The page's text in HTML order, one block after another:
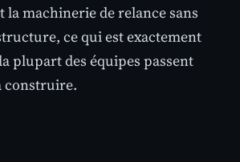
machinerie de relance sans
ce qui est exactement
plupart des équipes passent
construire.